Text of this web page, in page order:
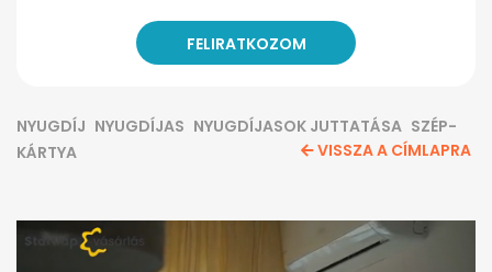
NYUGDÍJ NYUGDÍJAS NYUGDÍJASOK JUTTATÁSA SZÉP-
KÁRTYA
VISSZA A CÍMLAPRA